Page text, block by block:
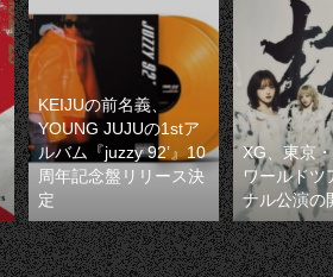
KEIJUの前名義、
YOUNG JUJUの1stア
ルバム『juzzy 92’』10
周年記念盤リリース決
定
XG、東京
ワールドツ
ナル公演の